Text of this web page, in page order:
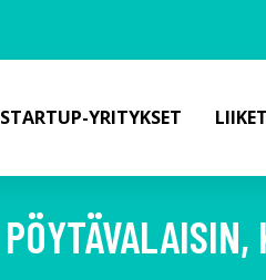
STARTUP-YRITYKSET